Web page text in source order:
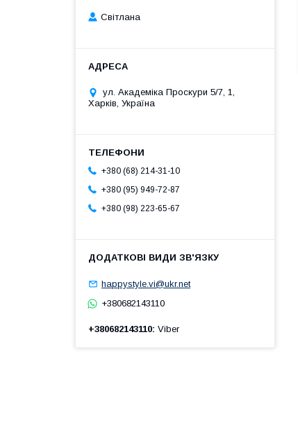
Cвітлана
ул. Академіка Проскури 5/7, 1,
Харків, Україна
+380 (68) 214-31-10
+380 (95) 949-72-87
+380 (98) 223-65-67
happystyle.vi@ukr.net
+380682143110
+380682143110 Viber